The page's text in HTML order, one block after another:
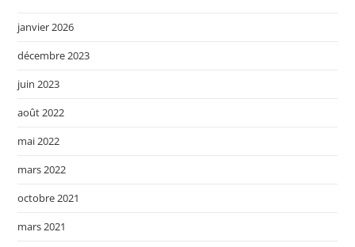
janvier 2026
décembre 2023
juin 2023
août 2022
mai 2022
mars 2022
octobre 2021
mars 2021